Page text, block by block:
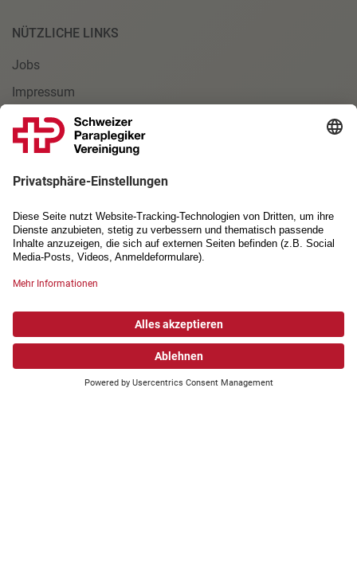
NÜTZLICHE LINKS
Jobs
Impressum
Datenschutzerklärung
Allgemeine Geschäftsbedingungen
Einverständniserklärung Foto
NEWSLETTER
Anmeldung